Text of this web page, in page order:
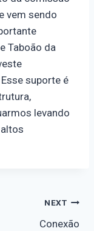
vem sendo
Taboão da
suporte é
levando
NEXT
Conexão